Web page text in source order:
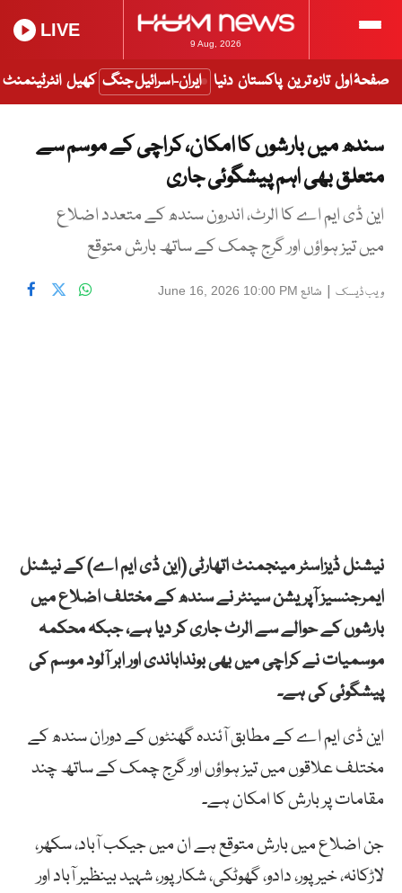
9 Aug, 2026
LIVE
صفحۂ اول تازہ ترین پاکستان دنیا ایران-اسرائیل جنگ کھیل انٹرٹینمنٹ
سندھ میں بارشوں کا امکان، کراچی کے موسم سے
متعلق بھی اہم پیشگوئی جاری
این ڈی ایم اے کا الرٹ، اندرون سندھ کے متعدد اضلاع
میں تیز ہواؤں اور گرج چمک کے ساتھ بارش متوقع
ویب ڈیسک | شائع June 16, 2026 10:00 PM
نیشنل ڈیزاسٹر مینجمنٹ اتھارٹی (این ڈی ایم اے) کے نیشنل
ایمرجنسیز آپریشن سینٹر نے سندھ کے مختلف اضلاع میں
بارشوں کے حوالے سے الرٹ جاری کر دیا ہے، جبکہ محکمہ
موسمیات نے کراچی میں بھی بونداباندی اور ابر آلود موسم کی
پیشگوئی کی ہے۔
این ڈی ایم اے کے مطابق آئندہ گھنٹوں کے دوران سندھ کے
مختلف علاقوں میں تیز ہواؤں اور گرج چمک کے ساتھ چند
مقامات پر بارش کا امکان ہے۔
جن اضلاع میں بارش متوقع ہے ان میں جیکب آباد، سکھر،
لاڑکانہ، خیرپور، دادو، گھوٹکی، شکارپور، شہید بینظیر آباد اور